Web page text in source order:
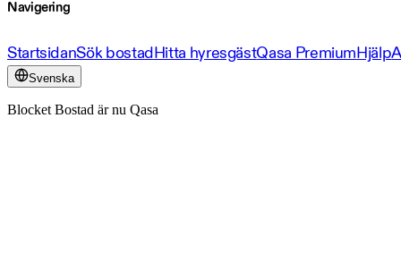
Navigering
StartsidanSök bostadHitta hyresgästQasa PremiumHjälp
Svenska
Blocket Bostad är nu Qasa